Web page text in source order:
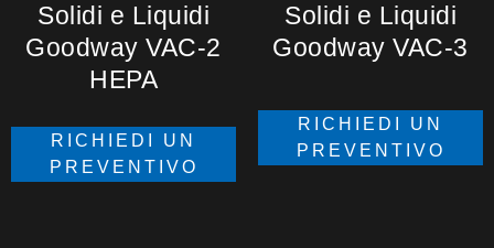
Solidi e Liquidi
Goodway VAC-2
HEPA
RICHIEDI UN
PREVENTIVO
Solidi e Liquidi
Goodway VAC-3
RICHIEDI UN
PREVENTIVO